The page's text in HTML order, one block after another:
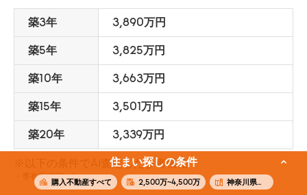
築3年 3,890万円
築5年 3,825万円
築10年 3,663万円
築15年 3,501万円
築20年 3,339万円
※以下の条件でAI査定した参考価格
専有面積70m²
住まい探しの条件
購入不動産すべて 2,500万~4,500万 神奈川県横浜市青葉区さつきが丘